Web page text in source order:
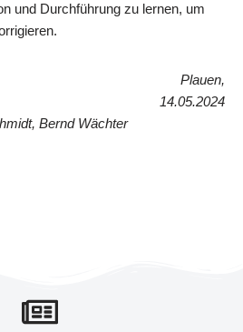
und Durchführung zu lernen, um
Bernd Wächter
Plauen,
14.05.2024